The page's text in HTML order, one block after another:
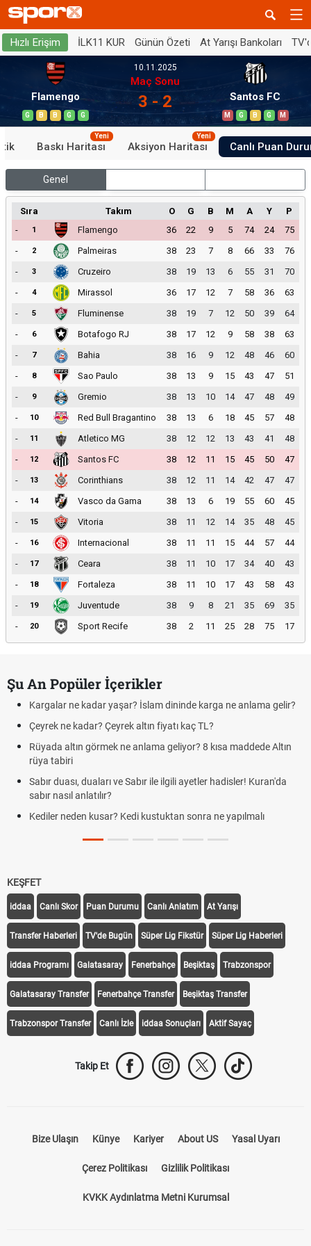
Hızlı Erişim İLK11 KUR Günün Özeti At Yarışı Bankoları
Flamengo
G B B G G
10.11.2025
Maç Sonu
3 - 2 Santos FC
M G B G M
Baskı Haritası
Yeni
Aksiyon Haritası
Yeni
Canlı Puan
Genel
Sıra Takım O G B M A Y
P
-
1 Flamengo 36 22 9 5 74 24
75
-
2 Palmeiras 38 23 7 8 66 33
76
-
3 Cruzeiro 38 19 13 6 55 31
70
-
4 Mirassol 36 17 12 7 58 36
63
-
5 Fluminense 38 19 7 12 50 39
64
-
6 Botafogo RJ 38 17 12 9 58 38
63
-
7 Bahia 38 16 9 12 48 46
60
-
8 Sao Paulo 38 13 9 15 43 47
51
-
9 Gremio 38 13 10 14 47 48
49
-
10 Red Bull Bragantino 38 13 6 18 45 57
48
-
11 Atletico MG 38 12 12 13 43 41
48
-
12 Santos FC 38 12 11 15 45 50
47
-
13 Corinthians 38 12 11 14 42 47
47
-
14 Vasco da Gama 38 13 6 19 55 60
45
-
15 Vitoria 38 11 12 14 35 48
45
-
16 Internacional 38 11 11 15 44 57
44
-
17 Ceara 38 11 10 17 34 40
43
-
18 Fortaleza 38 11 10 17 43 58
43
-
19 Juventude 38 9 8 21 35 69
35
-
20 Sport Recife 38 2 11 25 28 75 17
Şu An Popüler İçerikler
Kargalar ne kadar yaşar? İslam dininde karga ne anlama gelir?
Çeyrek ne kadar? Çeyrek altın fiyatı kaç TL?
Rüyada altın görmek ne anlama geliyor? 8 kısa maddede Altın
rüya tabiri
Sabır duası, duaları ve Sabır ile ilgili ayetler hadisler! Kuran'da
sabır nasıl anlatılır?
Kediler neden kusar? Kedi kustuktan sonra ne yapılmalı
KEŞFET
iddaa Canlı Skor Puan Durumu Canlı Anlatım At Yarışı
Transfer Haberleri TV'de Bugün Süper Lig Fikstür Süper Lig Haberleri
iddaa Programı Galatasaray Fenerbahçe Beşiktaş Trabzonspor
Galatasaray Transfer Fenerbahçe Transfer Beşiktaş Transfer
Trabzonspor Transfer Canlı İzle iddaa Sonuçları Aktif Sayaç
Takip Et
Bize Ulaşın Künye Kariyer About US Yasal Uyarı
Çerez Politikası Gizlilik Politikası
KVKK Aydınlatma Metni Kurumsal